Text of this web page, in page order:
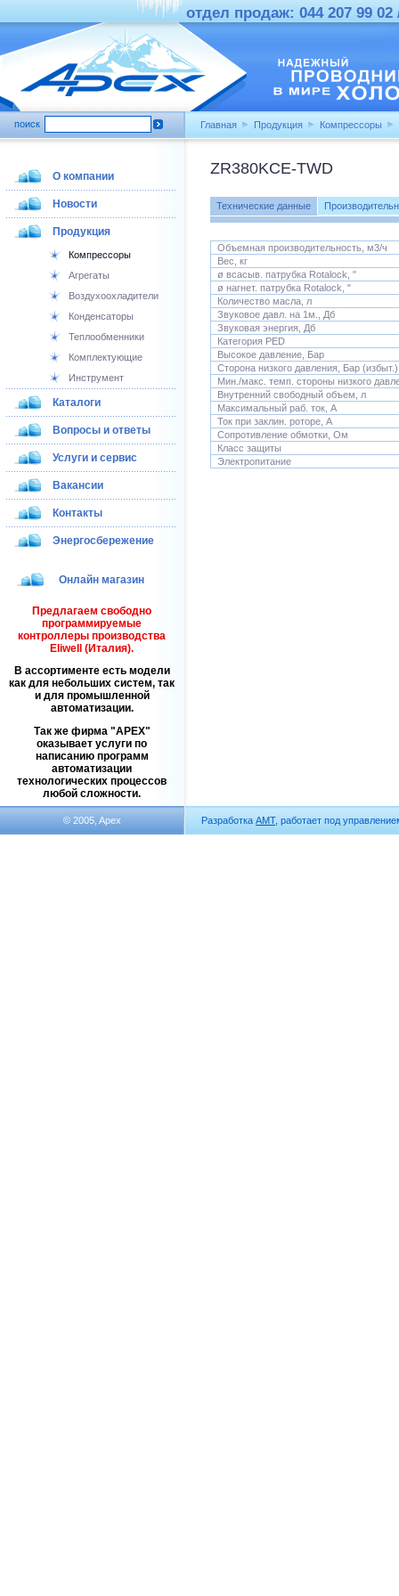
отдел продаж: 044 207 99 02
поиск Главная Продукция Компрессоры
О компании
Новости
Продукция
Компрессоры
Агрегаты
Воздухоохладители
Конденсаторы
Теплообменники
Комплектующие
Инструмент
Каталоги
Вопросы и ответы
Услуги и сервис
Вакансии
Контакты
Энергосбережение
Онлайн магазин
Предлагаем свободно
программируемые
контроллеры производства
Eliwell (Италия).
В ассортименте есть модели
как для небольших систем, так
и для промышленной
автоматизации.
Так же фирма
APEX
оказывает услуги по
написанию программ
автоматизации
технологических процессов
любой сложности.
ZR380KCE-TWD
Технические данные
Объемная производительность, м3/ч
Вес, кг
ø всасыв. патрубка Rotalock, "
ø нагнет. патрубка Rotalock, "
Количество масла, л
Звуковое давл. на 1м., Дб
Звуковая энергия, Дб
Категория PED
Высокое давление, Бар
Сторона низкого давления, Бар (избыт.)
Мин./макс. темп. стороны низкого
Внутренний свободный объем, л
Максимальный раб. ток, А
Ток при заклин. роторе, А
Сопротивление обмотки, Ом
Класс защиты
Электропитание
© 2005, Apex Разработка АМТ, работает под